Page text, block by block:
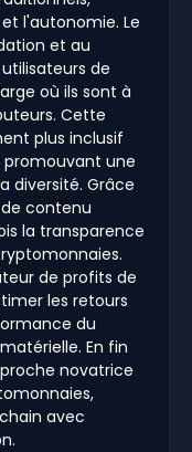
l'autonomie. Le
et au
de
où ils sont à
Cette
plus inclusif
promouvant une
diversité. Grâce
contenu
la transparence
de profits de
les retours
du
En fin
novatrice
avec